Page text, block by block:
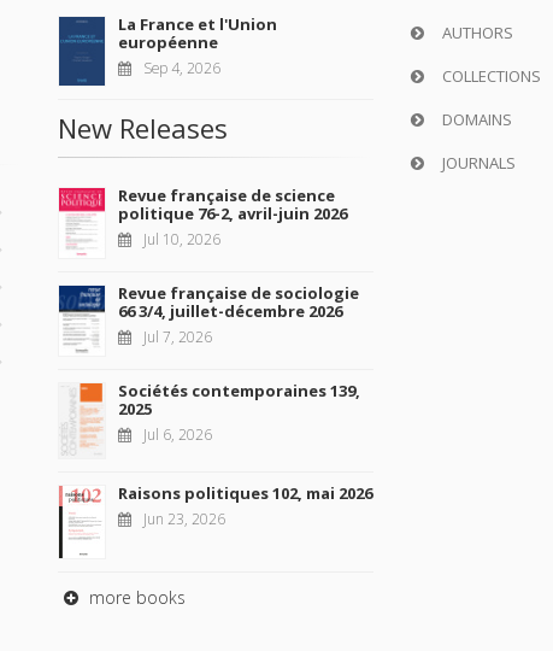
La France et l'Union
européenne
Sep 4, 2026
New Releases
Revue française de science
politique 76-2, avril-juin 2026
Jul 10, 2026
Revue française de sociologie
66 3/4, juillet-décembre 2026
Jul 7, 2026
Sociétés contemporaines 139,
2025
Jul 6, 2026
Raisons politiques 102, mai 2026
Jun 23, 2026
more books
AUTHORS
COLLECTIONS
DOMAINS
JOURNALS